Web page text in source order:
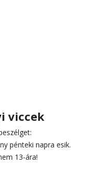
viccek
pénteki napra esik.
13-ára!